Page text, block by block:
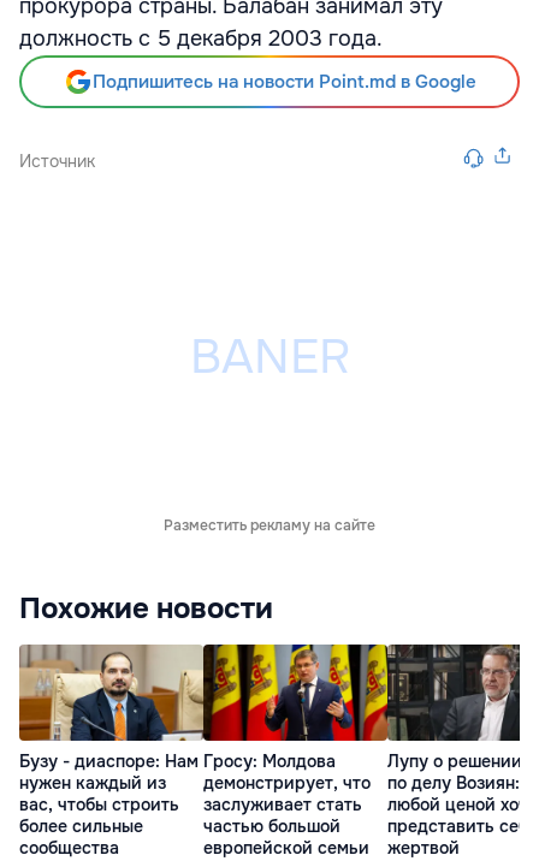
прокурора страны. Балабан занимал эту
должность с 5 декабря 2003 года.
Подпишитесь на новости Point.md в Google
Источник
Разместить рекламу на сайте
Похожие новости
Бузу - диаспоре: Нам
нужен каждый из
вас, чтобы строить
более сильные
сообщества
Гросу: Молдова
демонстрирует, что
заслуживает стать
частью большой
европейской семьи
Лупу о решении
по делу Возиян:
любой ценой
представить себя
жертвой